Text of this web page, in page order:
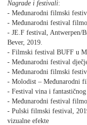
Nagrade i festivali:
- Međunarodni filmski
- Međunarodni festival
- JE.F festival, Antwerpen/
Bever, 2019.
- Filmski festival BUFF u
- Međunarodni festival
- Međunarodni filmski
- Molodist – Međunarodni
- Festival vina i
- Međunarodni festival
- Pulski filmski festival,
vizualne efekte